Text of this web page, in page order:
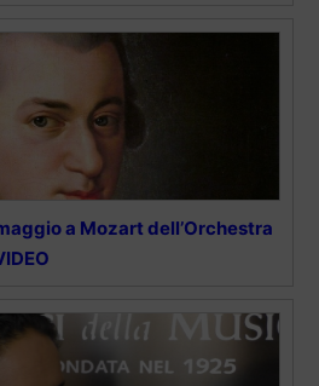
a Mozart dell’Orchestra